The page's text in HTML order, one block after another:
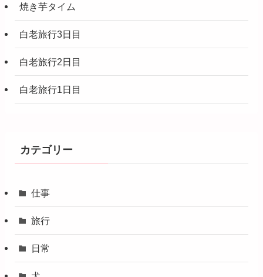
焼き芋タイム
白老旅行3日目
白老旅行2日目
白老旅行1日目
カテゴリー
仕事
旅行
日常